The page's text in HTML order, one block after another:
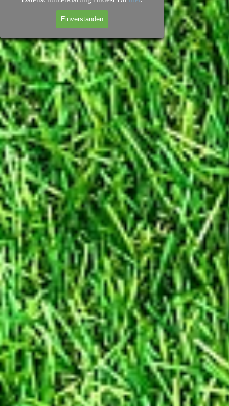
Einverstanden
E-
http://www.bk-
Übersicht
Die nachfolgende Übersicht
Zwecke ihrer Verarbeitung
Arten der
Meta-/
Event-
Kategorien